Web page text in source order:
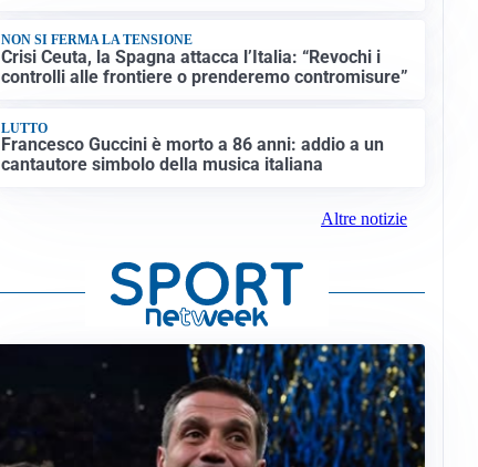
NON SI FERMA LA TENSIONE
Crisi Ceuta, la Spagna attacca l’Italia: “Revochi i
controlli alle frontiere o prenderemo contromisure”
LUTTO
Francesco Guccini è morto a 86 anni: addio a un
cantautore simbolo della musica italiana
Altre notizie